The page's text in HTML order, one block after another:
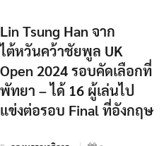
Lin Tsung Han จาก
ไต้หวันคว้าชัยพูล UK
Open 2024 รอบคัดเลือกที่
พัทยา – ได้ 16 ผู้เล่นไป
แข่งต่อรอบ Final ที่อังกฤษ